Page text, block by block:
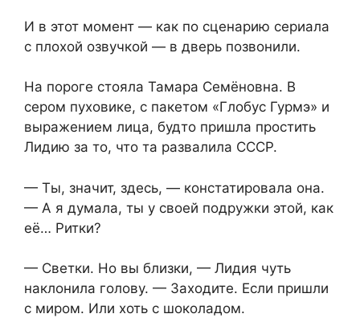
И в этот момент — как по сценарию сериала
с плохой озвучкой — в дверь позвонили.
На пороге стояла Тамара Семёновна. В
сером пуховике, с пакетом «Глобус Гурмэ» и
выражением лица, будто пришла простить
Лидию за то, что та развалила СССР.
— Ты, значит, здесь, — констатировала она.
— А я думала, ты у своей подружки этой, как
её… Ритки?
— Светки. Но вы близки, — Лидия чуть
наклонила голову. — Заходите. Если пришли
с миром. Или хоть с шоколадом.